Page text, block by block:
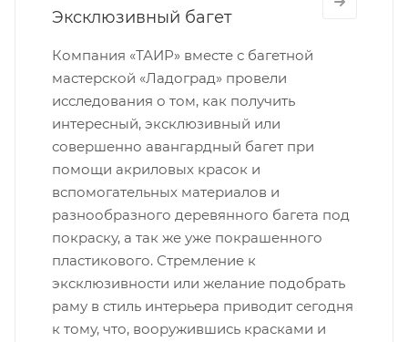
Эксклюзивный багет
Компания «ТАИР» вместе с багетной
мастерской «Ладоград» провели
исследования о том, как получить
интересный, эксклюзивный или
совершенно авангардный багет при
помощи акриловых красок и
вспомогательных материалов и
разнообразного деревянного багета под
покраску, а так же уже покрашенного
пластикового. Стремление к
эксклюзивности или желание подобрать
раму в стиль интерьера приводит сегодня
к тому, что, вооружившись красками и